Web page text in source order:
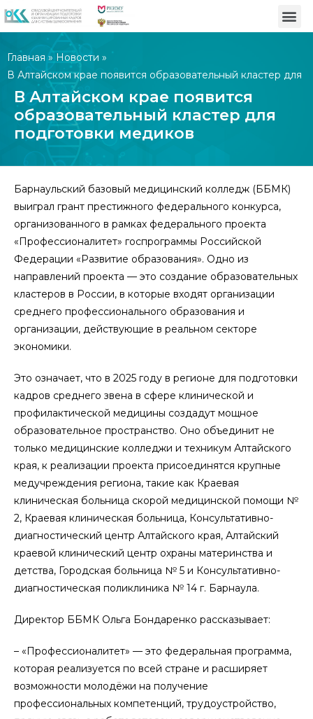
Главная » Новости »
В Алтайском крае появится образовательный кластер для
подготовки медиков
В Алтайском крае появится
образовательный кластер для
подготовки медиков
Барнаульский базовый медицинский колледж (ББМК)
выиграл грант престижного федерального конкурса,
организованного в рамках федерального проекта
«Профессионалитет» госпрограммы Российской
Федерации «Развитие образования». Одно из
направлений проекта — это создание образовательных
кластеров в России, в которые входят организации
среднего профессионального образования и
организации, действующие в реальном секторе
экономики.
Это означает, что в 2025 году в регионе для подготовки
кадров среднего звена в сфере клинической и
профилактической медицины создадут мощное
образовательное пространство. Оно объединит не
только медицинские колледжи и техникум Алтайского
края, к реализации проекта присоединятся крупные
медучреждения региона, такие как Краевая
клиническая больница скорой медицинской помощи №
2, Краевая клиническая больница, Консультативно-
диагностический центр Алтайского края, Алтайский
краевой клинический центр охраны материнства и
детства, Городская больница № 5 и Консультативно-
диагностическая поликлиника № 14 г. Барнаула.
Директор ББМК Ольга Бондаренко рассказывает:
– «Профессионалитет» — это федеральная программа,
которая реализуется по всей стране и расширяет
возможности молодёжи на получение
профессиональных компетенций, трудоустройство,